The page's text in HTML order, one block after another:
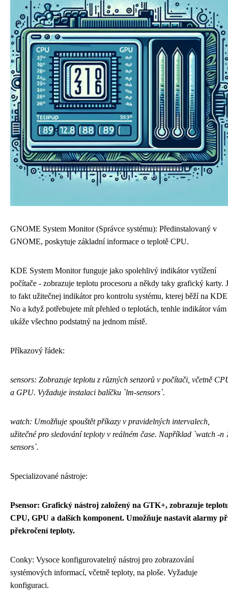
GNOME System Monitor (Správce systému): Předinstalovaný v
GNOME, poskytuje základní informace o teplotě CPU.
KDE System Monitor funguje jako spolehlivý indikátor vytížení
počítače - zobrazuje teplotu procesoru a někdy taky grafický karty.
to fakt užitečnej indikátorpro kontrolu systému, kterej běží na
No a když potřebujete mít přehled o teplotách, tenhle indikátor vám
ukáže všechno podstatný na jednom místě.
Příkazový řádek:
sensors: Zobrazuje teplotu z různých senzorů v počítači, včetně
a GPU. Vyžaduje instalaci balíčku `lm-sensors`.
watch: Umožňuje spouštět příkazy v pravidelných intervalech,
užitečné pro sledování teploty v reálném čase. Například `watch -n
sensors`.
Specializované nástroje:
Psensor: Grafický nástroj založený na GTK+, zobrazuje
CPU, GPU a dalších komponent. Umožňuje nastavit alarmy
překročení teploty.
Conky: Vysoce konfigurovatelný nástroj pro zobrazování
systémových informací, včetně teploty, na ploše. Vyžaduje
konfiguraci.